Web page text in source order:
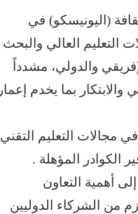
(اليونيسكو) في
التعليم العالي والبحث
والدولي، مشدداً
بما يخدم إعمار
مجالات التعليم التقني
الكوادر المؤهلة .
أهمية التعاون
من الشركاء الدوليين